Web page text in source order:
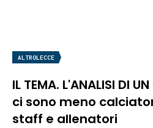
ALTROLECCE
IL TEMA. L'ANALISI DI
ci sono meno
staff e allenatori